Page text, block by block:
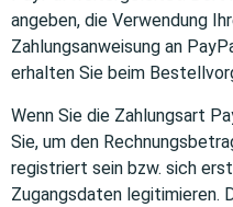
angeben, die Verwendung
Zahlungsanweisung an
erhalten Sie beim
Wenn Sie die Zahlungsart
Sie, um den
registriert sein bzw. sich
Zugangsdaten legitimieren.